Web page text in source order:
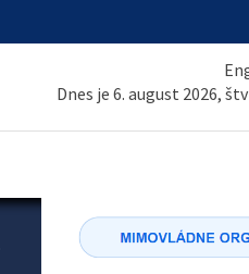
Dnes je 6. august 2026,